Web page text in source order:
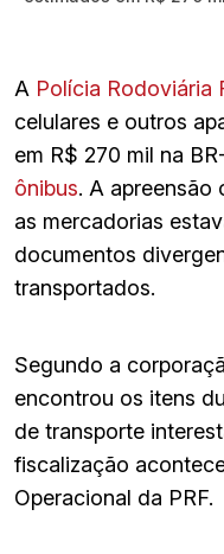
A Polícia Rodoviária
celulares e outros
em R$ 270 mil na
ônibus. A apreensão
as mercadorias
documentos
transportados.
Segundo a
encontrou os itens
de transporte
fiscalização
Operacional da PRF.